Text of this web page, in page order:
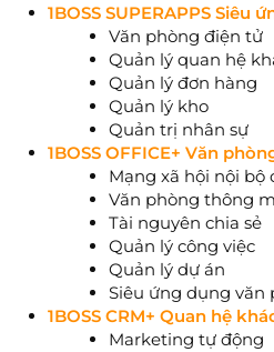
1BOSS SUPERAPPS
Văn phòng điện tử
Quản lý quan hệ
Quản lý đơn hàng
Quản lý kho
Quản trị nhân sự
1BOSS OFFICE+ Văn
Mạng xã hội nội bộ
Văn phòng thông
Tài nguyên chia sẻ
Quản lý công việc
Quản lý dự án
Siêu ứng dụng văn
1BOSS CRM+ Quan hệ
Marketing tự động